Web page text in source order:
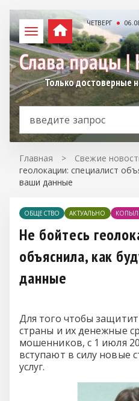
ЧЕТВЕРГ
Только достоверные
Главная > Свежие
геолокации: специалист
ваши данные
ОБЩЕСТВО АКТУАЛЬНО
Не бойтесь
объяснила, как
данные
Для того чтобы
страны и их денежные
мошенников, с 1 июля
вступают в силу новые
услуг.